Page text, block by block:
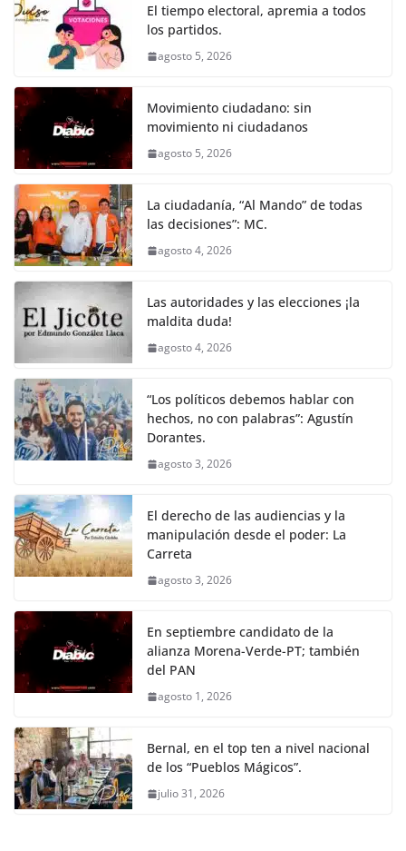
o
k
p er
El tiempo electoral, apremia a todos
los partidos.
agosto 5, 2026
Movimiento ciudadano: sin
movimiento ni ciudadanos
agosto 5, 2026
La ciudadanía, “Al Mando” de todas
las decisiones”: MC.
agosto 4, 2026
Las autoridades y las elecciones ¡la
maldita duda!
agosto 4, 2026
“Los políticos debemos hablar con
hechos, no con palabras”: Agustín
Dorantes.
agosto 3, 2026
El derecho de las audiencias y la
manipulación desde el poder: La
Carreta
agosto 3, 2026
En septiembre candidato de la
alianza Morena-Verde-PT; también
del PAN
agosto 1, 2026
Bernal, en el top ten a nivel nacional
de los “Pueblos Mágicos”.
julio 31, 2026